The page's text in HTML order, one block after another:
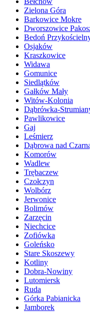
Zielona Góra
Barkowice Mokre
Dworszowice
Bedoń
Osjaków
Kraszkowice
Widawa
Gomunice
Siedlątków
Gałków Mały
Witów-Kolonia
Dąbrówka-
Pawlikowice
Gaj
Leśmierz
Dąbrowa nad
Komorów
Wadlew
Trębaczew
Czołczyn
Wolbórz
Jerwonice
Bolimów
Zarzęcin
Niechcice
Zofiówka
Goleńsko
Stare Skoszewy
Kotliny
Dobra-Nowiny
Lutomiersk
Ruda
Górka Pabianicka
Jamborek